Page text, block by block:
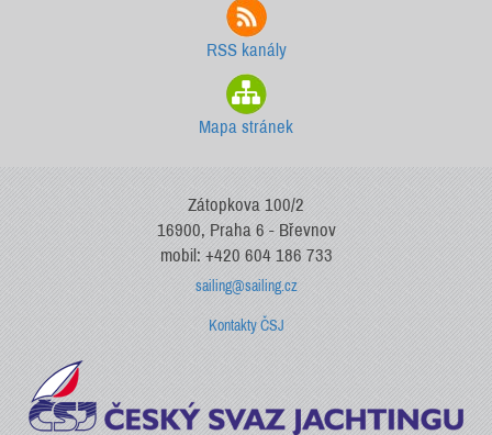
RSS kanály
Mapa stránek
Zátopkova 100/2
16900, Praha 6 - Břevnov
mobil: +420 604 186 733
sailing@sailing.cz
Kontakty ČSJ